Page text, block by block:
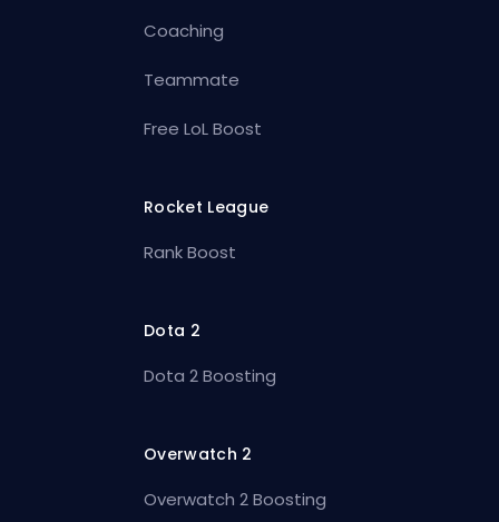
Coaching
Teammate
Free LoL Boost
Rocket League
Rank Boost
Dota 2
Dota 2 Boosting
Overwatch 2
Overwatch 2 Boosting